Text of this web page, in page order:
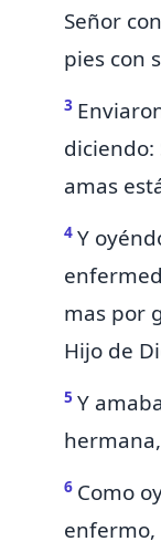
Señor
pies con
3
diciendo:
amas
4 Y
mas por
Hijo de
5 Y
6 Como
enfermo,